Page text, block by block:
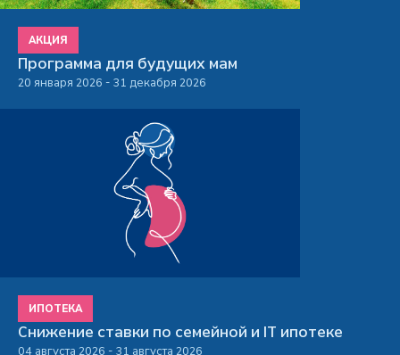
АКЦИЯ
Программа для будущих мам
20 января 2026 - 31 декабря 2026
ИПОТЕКА
Снижение ставки по семейной и IT ипотеке
04 августа 2026 - 31 августа 2026